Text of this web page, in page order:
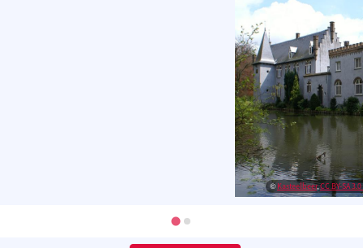
© Kasteelbeer,CC BY-SA